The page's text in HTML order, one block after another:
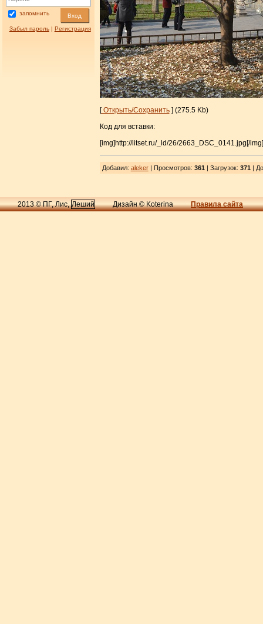
запомнить Вход
Забыл пароль| Регистрация
[Открыть/Сохранить] (275.5 Kb)
Код для вставки:
[img]http://litset.ru/_ld/26/2663_DSC_0141.jpg[/img]
Добавил: aleker| Просмотров: 361| Загрузок: 371|
2013 © ПГ, Лис,Леший Дизайн © Koterina Правила сайта